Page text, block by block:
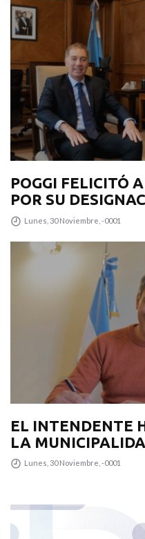
POGGI FELICITÓ
POR SU
GABINETE
Lunes, 30 Noviembre, -0001
EL INTENDENTE
LA
12 COLECTIVOS
Lunes, 30 Noviembre, -0001